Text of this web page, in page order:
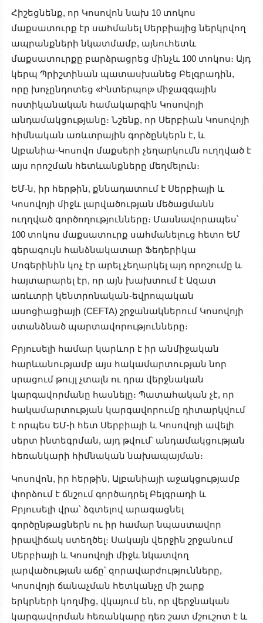
Հիշեցնենք, որ Կոսովոն նախ 10 տոկոս
մաքսատուրք էր սահմանել Սերբիայից ներկրվող
ապրանքների նկատմամբ, այնուհետև
մաքսատուրքը բարձրացրեց մինչև 100 տոկոս։ Այդ
կերպ Պրիշտինան պատասխանեց Բելգրադին,
որը խոչընդոտեց «Ինտերպոլ» միջազգային
ոստիկանական համակարգին Կոսովոյի
անդամակցությանը։ Նշենք, որ Սերբիան Կոսովոյի
հիմնական առևտրային գործընկերն է, և
Ալբանիա-Կոսովո մաքսերի չեղարկումն ուղղված է
այս որոշման հետևանքները մեղմելուն։
ԵՄ-ն, իր հերթին, քննադատում է Սերբիայի և
Կոսովոյի միջև լարվածության մեծացմանն
ուղղված գործողությունները։ Մասնավորապես՝
100 տոկոս մաքսատուրք սահմանելուց հետո ԵՄ
գերագույն հանձնակատար Ֆեդերիկա
Մոգերինին կոչ էր արել չեղարկել այդ որոշումը և
հայտարարել էր, որ այն խախտում է Ազատ
առևտրի կենտրոնական-եվրոպական
ասոցիացիայի (CEFTA) շրջանակներում Կոսովոյի
ստանձնած պարտավորությունները։
Բրյուսելի համար կարևոր է իր անմիջական
հարևանությամբ այս հակամարտության նոր
սրացում թույլ չտալն ու դրա վերջնական
կարգավորմանը հասնելը։ Պատահական չէ, որ
հակամարտության կարգավորումը դիտարկվում
է որպես ԵՄ-ի հետ Սերբիայի և Կոսովոյի ավելի
սերտ ինտեգրման, այդ թվում՝ անդամակցության
հեռանկարի հիմնական նախապայման։
Կոսովոն, իր հերթին, Ալբանիայի աջակցությամբ
փորձում է ճնշում գործադրել Բելգրադի և
Բրյուսելի վրա՝ ձգտելով արագացնել
գործընթացներն ու իր համար նպաստավոր
իրավիճակ ստեղծել։ Սակայն վերջին շրջանում
Սերբիայի և Կոսովոյի միջև նկատվող
լարվածության աճը՝ զորավարժությունները,
Կոսովոյի ճանաչման հետկանչը մի շարք
երկրների կողմից, վկայում են, որ վերջնական
կարգավորման հեռանկարը դեռ շատ մշուշոտ է և